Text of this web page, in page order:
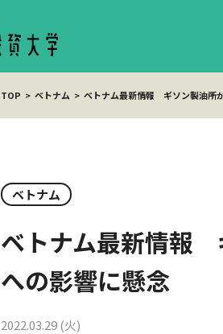
TOP ベトナム ベトナム最新情報 ギソン製油所
ベトナム
ベトナム最新情報
への影響に懸念
2022.03.29 (火)